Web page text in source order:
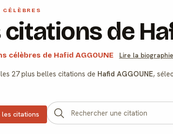
CÉLÈBRES
citations de
célèbres de Hafid AGGOUNE Lire la biographie
27 plus belles citations de Hafid AGGOUNE,
citations